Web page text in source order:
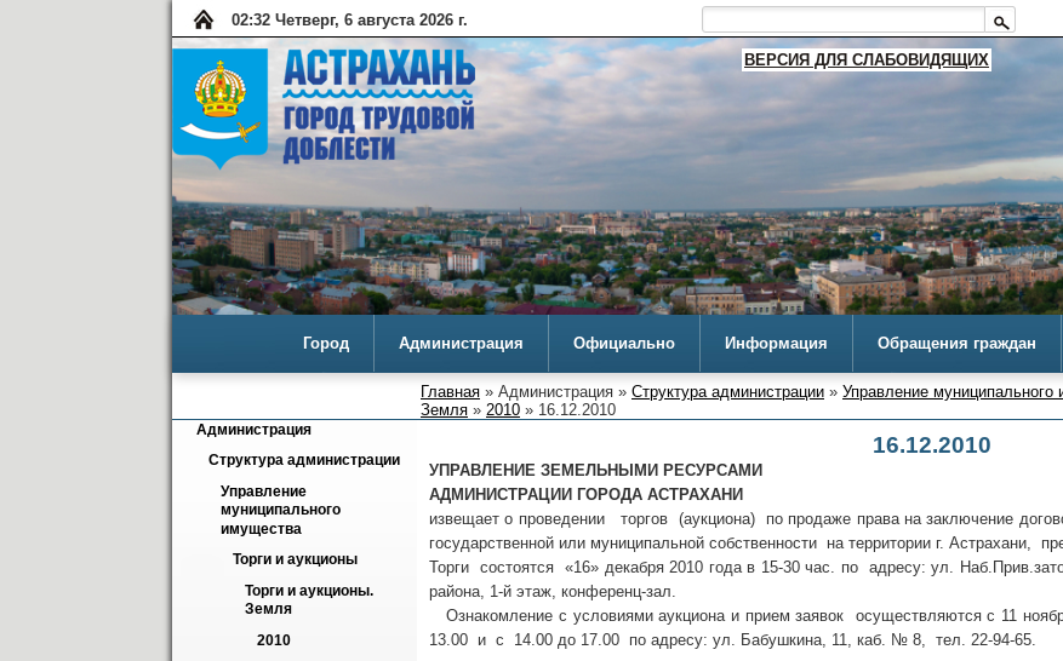
02:32 Четверг, 6 августа 2026 г.
ВЕРСИЯ ДЛЯ СЛАБОВИДЯЩИХ
Город Администрация Официально Информация Обращения граждан
Главная » Администрация » Структура администрации » Управление муниципального
Земля » 2010 » 16.12.2010
Администрация
Структура администрации
Управление
муниципального
имущества
Торги и аукционы
Торги и аукционы.
Земля
2010
16.12.2010
УПРАВЛЕНИЕ ЗЕМЕЛЬНЫМИ РЕСУРСАМИ
АДМИНИСТРАЦИИ ГОРОДА АСТРАХАНИ
извещает о проведении торгов (аукциона) по продаже права на заключение
государственной или муниципальной собственности на территории г. Астрахани,
Торги состоятся «16» декабря 2010 года в 15-30 час. по адресу: ул.
района, 1-й этаж, конференц-зал.
Ознакомление с условиями аукциона и прием заявок осуществляются с 11
13.00 и с 14.00 до 17.00 по адресу: ул. Бабушкина, 11, каб. № 8, тел. 22-94-65.